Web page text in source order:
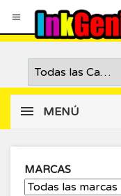

MENÚ
MARCAS